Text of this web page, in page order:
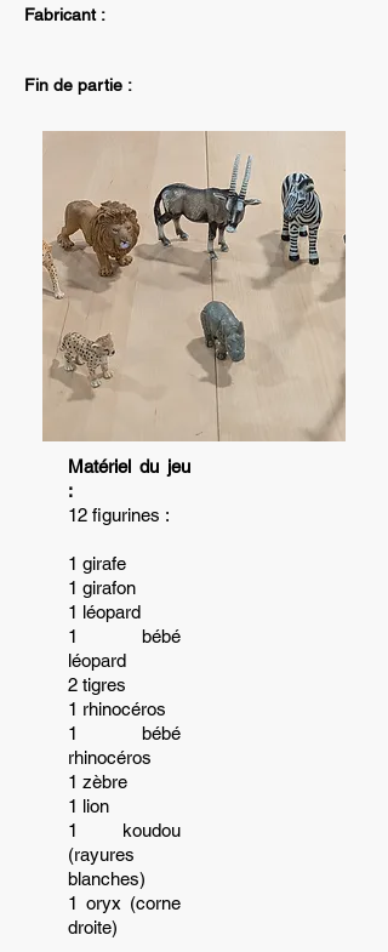
Fabricant :
Fin de partie :
Matériel du jeu
:
12 figurines :
1 girafe
1 girafon
1 léopard
1 bébé
léopard
2 tigres
1 rhinocéros
1 bébé
rhinocéros
1 zèbre
1 lion
1 koudou
(rayures
blanches)
1 oryx (corne
droite)